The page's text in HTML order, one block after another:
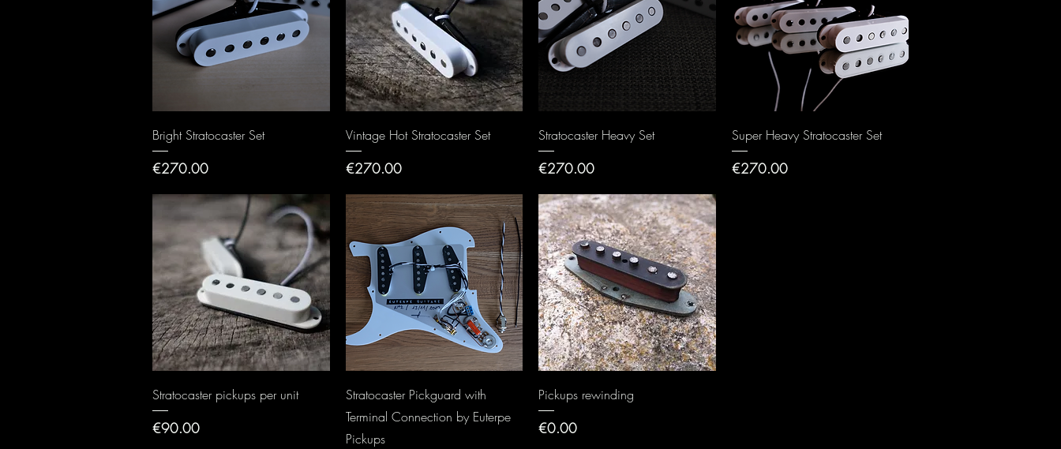
Quick View
Bright Stratocaster Set
Price
€270.00
Quick View
Vintage Hot Stratocaster Set
Price
€270.00
Quick View
Stratocaster Heavy Set
Price
€270.00
Quick View
Super Heavy Stratocaster Set
Price
€270.00
Quick View
Stratocaster pickups per unit
Price
€90.00
Quick View
Stratocaster Pickguard with
Terminal Connection by Euterpe
Pickups
Quick View
Pickups rewinding
Price
€0.00